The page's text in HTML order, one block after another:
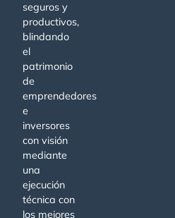
seguros y
productivos,
blindando
el
patrimonio
de
emprendedores
e
inversores
con visión
mediante
una
ejecución
técnica con
los mejores